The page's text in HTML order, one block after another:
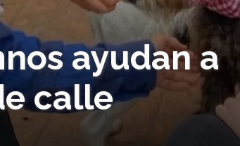
ayudan a
calle